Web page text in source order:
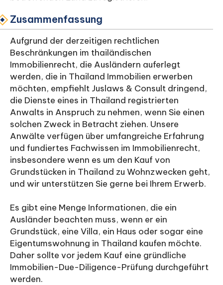
Zusammenfassung
Aufgrund der derzeitigen rechtlichen
Beschränkungen im thailändischen
Immobilienrecht, die Ausländern auferlegt
werden, die in Thailand Immobilien erwerben
möchten, empfiehlt Juslaws & Consult dringend,
die Dienste eines in Thailand registrierten
Anwalts in Anspruch zu nehmen, wenn Sie einen
solchen Zweck in Betracht ziehen. Unsere
Anwälte verfügen über umfangreiche Erfahrung
und fundiertes Fachwissen im Immobilienrecht,
insbesondere wenn es um den Kauf von
Grundstücken in Thailand zu Wohnzwecken geht,
und wir unterstützen Sie gerne bei Ihrem Erwerb.
Es gibt eine Menge Informationen, die ein
Ausländer beachten muss, wenn er ein
Grundstück, eine Villa, ein Haus oder sogar eine
Eigentumswohnung in Thailand kaufen möchte.
Daher sollte vor jedem Kauf eine gründliche
Immobilien-Due-Diligence-Prüfung durchgeführt
werden.